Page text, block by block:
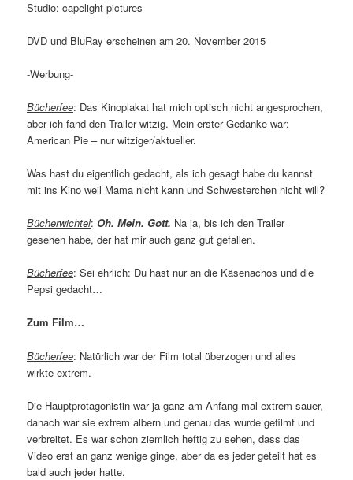
Studio: capelight pictures
DVD und BluRay erscheinen am 20. November 2015
-Werbung-
Bücherfee: Das Kinoplakat hat mich optisch nicht angesprochen,
aber ich fand den Trailer witzig. Mein erster Gedanke war:
American Pie – nur witziger/aktueller.
Was hast du eigentlich gedacht, als ich gesagt habe du kannst
mit ins Kino weil Mama nicht kann und Schwesterchen nicht will?
Bücherwichtel: Oh. Mein. Gott. Na ja, bis ich den Trailer
gesehen habe, der hat mir auch ganz gut gefallen.
Bücherfee: Sei ehrlich: Du hast nur an die Käsenachos und die
Pepsi gedacht…
Zum Film…
Bücherfee: Natürlich war der Film total überzogen und alles
wirkte extrem.
Die Hauptprotagonistin war ja ganz am Anfang mal extrem sauer,
danach war sie extrem albern und genau das wurde gefilmt und
verbreitet. Es war schon ziemlich heftig zu sehen, dass das
Video erst an ganz wenige ginge, aber da es jeder geteilt hat es
bald auch jeder hatte.